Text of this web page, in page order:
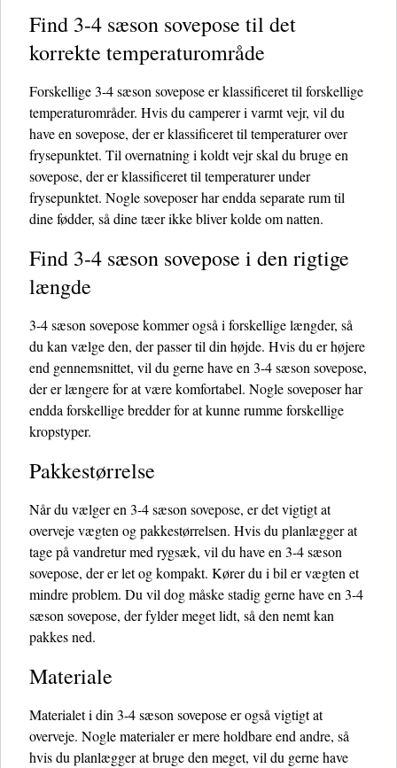
Find 3-4 sæson sovepose til det
korrekte temperaturområde
Forskellige 3-4 sæson sovepose er klassificeret til forskellige
temperaturområder. Hvis du camperer i varmt vejr, vil du
have en sovepose, der er klassificeret til temperaturer over
frysepunktet. Til overnatning i koldt vejr skal du bruge en
sovepose, der er klassificeret til temperaturer under
frysepunktet. Nogle soveposer har endda separate rum til
dine fødder, så dine tæer ikke bliver kolde om natten.
Find 3-4 sæson sovepose i den rigtige
længde
3-4 sæson sovepose kommer også i forskellige længder, så
du kan vælge den, der passer til din højde. Hvis du er højere
end gennemsnittet, vil du gerne have en 3-4 sæson sovepose,
der er længere for at være komfortabel. Nogle soveposer har
endda forskellige bredder for at kunne rumme forskellige
kropstyper.
Pakkestørrelse
Når du vælger en 3-4 sæson sovepose, er det vigtigt at
overveje vægten og pakkestørrelsen. Hvis du planlægger at
tage på vandretur med rygsæk, vil du have en 3-4 sæson
sovepose, der er let og kompakt. Kører du i bil er vægten et
mindre problem. Du vil dog måske stadig gerne have en 3-4
sæson sovepose, der fylder meget lidt, så den nemt kan
pakkes ned.
Materiale
Materialet i din 3-4 sæson sovepose er også vigtigt at
overveje. Nogle materialer er mere holdbare end andre, så
hvis du planlægger at bruge den meget, vil du gerne have